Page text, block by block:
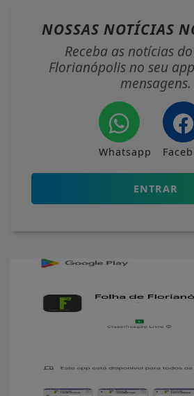
NOSSAS NOTÍCIAS
Receba as notícias
Florianópolis no seu
mensagens.
Whatsapp
ENTRAR